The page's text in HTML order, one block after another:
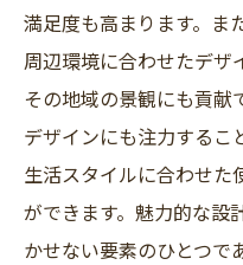
満足度も高まります。ま
周辺環境に合わせたデザ
その地域の景観にも貢献
デザインにも注力するこ
生活スタイルに合わせた
ができます。魅力的な設
かせない要素のひとつで